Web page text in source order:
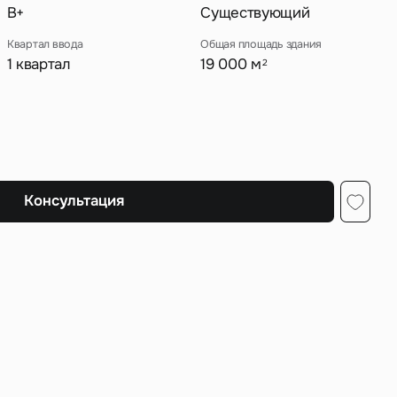
B+ Существующий
Квартал ввода
1 квартал
Общая площадь здания
19 000 м2
Консультация